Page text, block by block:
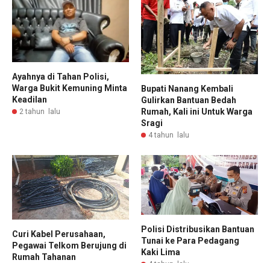
Ayahnya di Tahan Polisi,
Warga Bukit Kemuning Minta
Keadilan
2 tahun lalu
Bupati Nanang Kembali
Gulirkan Bantuan Bedah
Rumah, Kali ini Untuk Warga
Sragi
4 tahun lalu
Curi Kabel Perusahaan,
Pegawai Telkom Berujung di
Rumah Tahanan
Polisi Distribusikan Bantuan
Tunai ke Para Pedagang
Kaki Lima